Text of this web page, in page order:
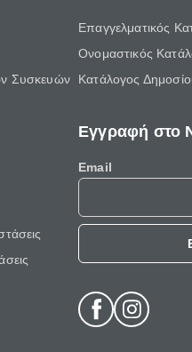
Συσκευών
Επαγγελματικός
Ονομαστικός
Κατάλογος
Εγγραφή στο
Email